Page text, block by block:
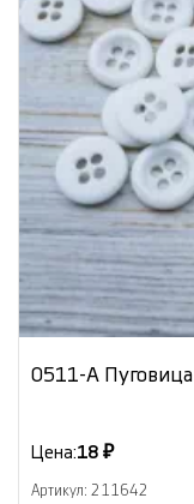
0511-А Пуговица
Цена:18 ₽
Артикул: 211642